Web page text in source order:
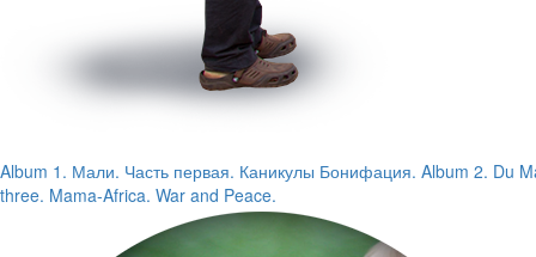
Album 1. Мали. Часть первая. Каникулы Бонифация. Album 2. Du
three. Mama-Africa. War and Peace.